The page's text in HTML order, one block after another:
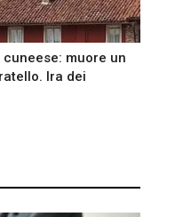
muore un
Ira dei